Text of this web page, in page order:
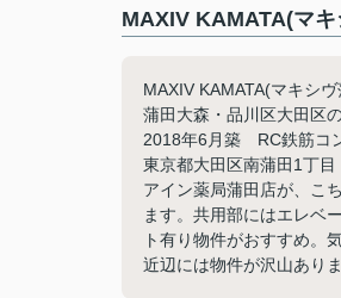
MAXIV KAMATA(マ
MAXIV KAMATA(マキシ
蒲田大森・品川区大田区
2018年6月築 RC鉄筋コ
東京都大田区南蒲田1丁
アイン薬局蒲田店が、こ
ます。共用部にはエレベ
ト有り物件がおすすめ。
近辺には物件が沢山あり